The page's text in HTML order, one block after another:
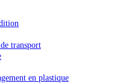
transport
en plastique